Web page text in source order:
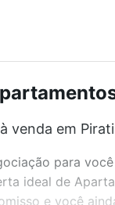
venda em
para
ideal de
e você